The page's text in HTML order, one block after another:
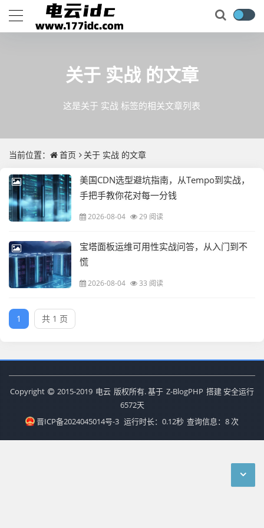
关于 实战 的文章
这是关于 实战 标签的相关文章列表
当前位置： 首页 关于 实战 的文章
美国CDN选型避坑指南，从Tempo到实战，
手把手教你花对每一分钱
2026-08-04 29 阅读
宝塔面板运维可用性实战问答，从入门到不
慌
2026-08-04 33 阅读
1 共 1 页
Copyright 2015-2019 电云 版权所有. 基于 Z-BlogPHP 搭建 安全运行
6572天
晋ICP备2024045014号-3 运行时长：0.12秒 查询信息：8 次